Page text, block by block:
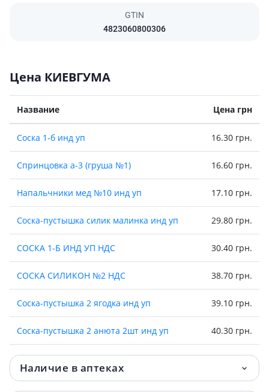
GTIN
4823060800306
Цена КИЕВГУМА
Название Цена грн
Соска 1-б инд уп 16.30 грн.
Спринцовка а-3 (груша №1) 16.60 грн.
Напальчники мед №10 инд уп 17.10 грн.
Соска-пустышка силик малинка инд уп 29.80 грн.
СОСКА 1-Б ИНД УП НДС 30.40 грн.
СОСКА СИЛИКОН №2 НДС 38.70 грн.
Соска-пустышка 2 ягодка инд уп 39.10 грн.
Соска-пустышка 2 анюта 2шт инд уп 40.30 грн.
НАПАЛЬЧНИКИ ТЕТА МЕД №20 41 грн.
Наличие в аптеках